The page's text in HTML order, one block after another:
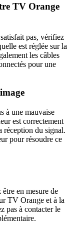
TV Orange
pas, vérifiez
est réglée sur la
les câbles
pour une
à une mauvaise
est correctement
réception du signal.
pour résoudre ce
en mesure de
TV Orange et à la
pas à contacter le